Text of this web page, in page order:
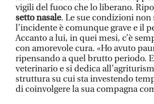
vigili del fuoco che lo liberano.
setto nasale. Le sue condizioni non
l’incidente è comunque grave e il
Accanto a lui, in quei mesi, c’è
con amorevole cura. «Ho avuto
ripensando a quel brutto periodo.
veterinario e si dedica
struttura su cui sta investendo
di coinvolgere la sua compagna